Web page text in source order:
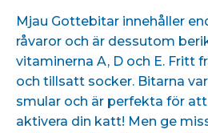
Mjau Gottebitar innehåller
råvaror och är dessutom
vitaminerna A, D och E. Fritt
och tillsatt socker. Bitarna
smular och är perfekta för
aktivera din katt! Men ge